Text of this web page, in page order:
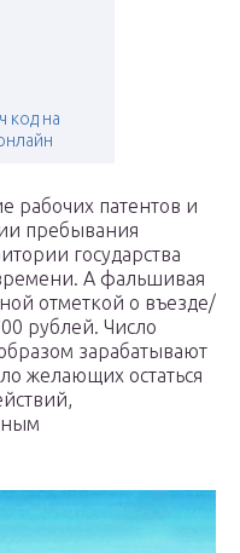
код на
рабочих патентов и
пребывания
государства
А фальшивая
отметкой о въезде/
рублей. Число
зарабатывают
желающих остаться